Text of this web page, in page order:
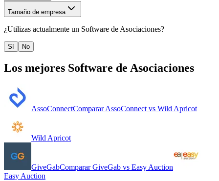
Tamaño de empresa
¿Utilizas actualmente un Software de Asociaciones?
Sí No
Los mejores Software de Asociaciones
AssoConnectCompararAssoConnectvs Wild Apricot
Wild Apricot
GiveGabComparar GiveGab vs Easy Auction
Easy Auction